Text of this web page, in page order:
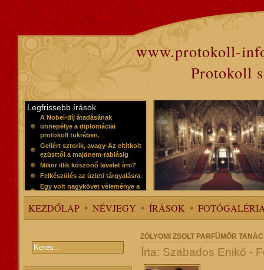
www.protokoll-
Protokoll
Legfrissebb írások
A Nobel-díj átadásának
ünnepélye a diplomáciai
protokoll tükrében.
Gellért sztorik, avagy-Az eltitkolt
ezüsttől a majdnem-rablásig
Mikor illik köszönő levelet írni?
Felkészülés az üzleti tárgyalásra.
Egy volt nagykövet véleménye a
protokollról
KEZDŐLAP NÉVJEGY ÍRÁSOK
ZÓLYOMI ZSOLT PARFÜMŐR
Írta: Szabados Enikő -